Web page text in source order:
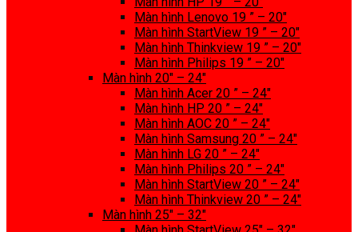
Màn hình Lenovo 19 ” – 20″
Màn hình StartView 19 ” – 20″
Màn hình Thinkview 19 ” – 20″
Màn hình Philips 19 ” – 20″
Màn hình 20″ – 24″
Màn hình Acer 20 ” – 24″
Màn hình HP 20 ” – 24″
Màn hình AOC 20 ” – 24″
Màn hình Samsung 20 ” – 24″
Màn hình LG 20 ” – 24″
Màn hình Philips 20 ” – 24″
Màn hình StartView 20 ” – 24″
Màn hình Thinkview 20 ” – 24″
Màn hình 25″ – 32″